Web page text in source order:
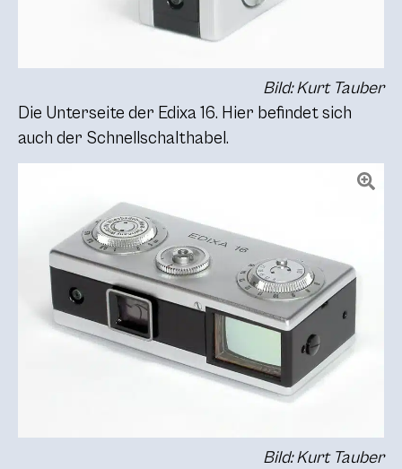
Bild: Kurt Tauber
Die Unterseite der Edixa 16. Hier befindet sich
auch der Schnellschalthabel.
Bild: Kurt Tauber